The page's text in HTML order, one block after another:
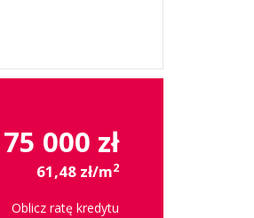
75 000 zł
61,48 zł/m2
Oblicz ratę kredytu